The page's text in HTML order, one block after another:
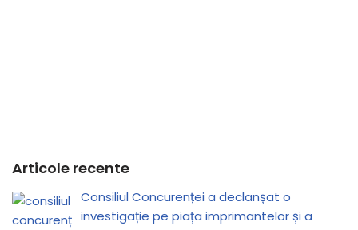
Articole recente
Consiliul Concurenței a declanșat o
investigație pe piața imprimantelor și a